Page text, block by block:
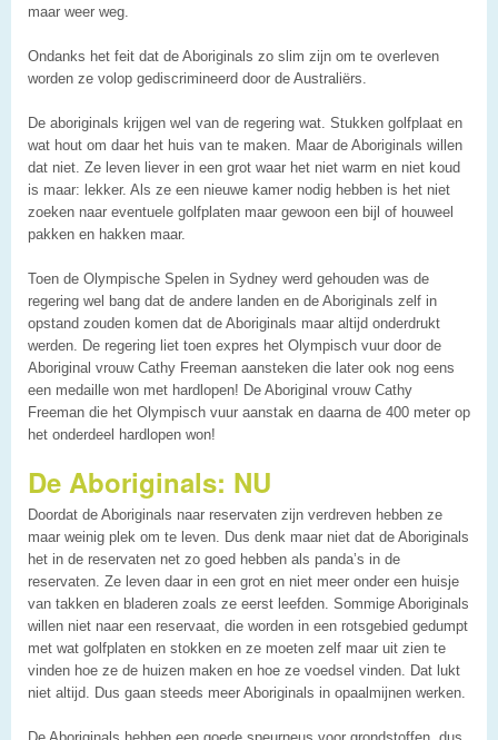
maar weer weg.
Ondanks het feit dat de Aboriginals zo slim zijn om te overleven
worden ze volop gediscrimineerd door de Australiërs.
De aboriginals krijgen wel van de regering wat. Stukken golfplaat en
wat hout om daar het huis van te maken. Maar de Aboriginals willen
dat niet. Ze leven liever in een grot waar het niet warm en niet koud
is maar: lekker. Als ze een nieuwe kamer nodig hebben is het niet
zoeken naar eventuele golfplaten maar gewoon een bijl of houweel
pakken en hakken maar.
Toen de Olympische Spelen in Sydney werd gehouden was de
regering wel bang dat de andere landen en de Aboriginals zelf in
opstand zouden komen dat de Aboriginals maar altijd onderdrukt
werden. De regering liet toen expres het Olympisch vuur door de
Aboriginal vrouw Cathy Freeman aansteken die later ook nog eens
een medaille won met hardlopen! De Aboriginal vrouw Cathy
Freeman die het Olympisch vuur aanstak en daarna de 400 meter op
het onderdeel hardlopen won!
De Aboriginals: NU
Doordat de Aboriginals naar reservaten zijn verdreven hebben ze
maar weinig plek om te leven. Dus denk maar niet dat de Aboriginals
het in de reservaten net zo goed hebben als panda’s in de
reservaten. Ze leven daar in een grot en niet meer onder een huisje
van takken en bladeren zoals ze eerst leefden. Sommige Aboriginals
willen niet naar een reservaat, die worden in een rotsgebied gedumpt
met wat golfplaten en stokken en ze moeten zelf maar uit zien te
vinden hoe ze de huizen maken en hoe ze voedsel vinden. Dat lukt
niet altijd. Dus gaan steeds meer Aboriginals in opaalmijnen werken.